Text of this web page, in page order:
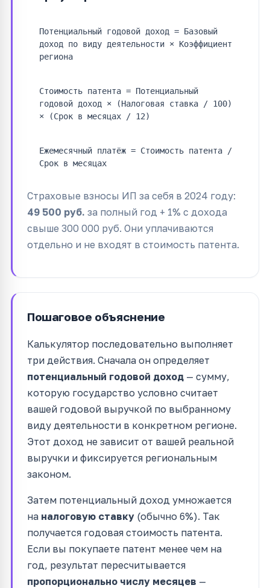
Потенциальный годовой доход = Базовый
доход по виду деятельности × Коэффициент
региона
Стоимость патента = Потенциальный
годовой доход × (Налоговая ставка / 100)
× (Срок в месяцах / 12)
Ежемесячный платёж = Стоимость патента /
Срок в месяцах
Страховые взносы ИП за себя в 2024 году:
49 500 руб. за полный год + 1% с дохода
свыше 300 000 руб. Они уплачиваются
отдельно и не входят в стоимость патента.
Пошаговое объяснение
Калькулятор последовательно выполняет
три действия. Сначала он определяет
потенциальный годовой доход — сумму,
которую государство условно считает
вашей годовой выручкой по выбранному
виду деятельности в конкретном регионе.
Этот доход не зависит от вашей реальной
выручки и фиксируется региональным
законом.
Затем потенциальный доход умножается
на налоговую ставку (обычно 6%). Так
получается годовая стоимость патента.
Если вы покупаете патент менее чем на
год, результат пересчитывается
пропорционально числу месяцев —